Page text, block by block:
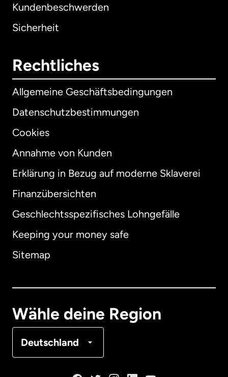
Kundenbeschwerden
Sicherheit
Rechtliches
Allgemeine Geschäftsbedingungen
Datenschutzbestimmungen
Cookies
Annahme von Kunden
Erklärung in Bezug auf moderne Sklaverei
Finanzübersichten
Geschlechtsspezifisches Lohngefälle
Keeping your money safe
Sitemap
Wähle deine Region
Deutschland
International English
Australien